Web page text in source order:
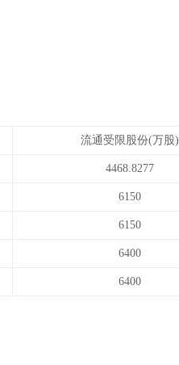
流通受限股份(万股)
4468.8277
6150
6150
6400
6400